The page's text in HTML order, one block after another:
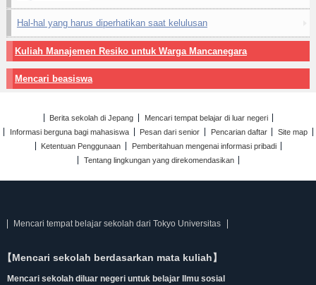
Hal-hal yang harus diperhatikan saat kelulusan
Kuliah Manajemen Resiko untuk Warga Mancanegara
Mencari beasiswa
Berita sekolah di Jepang
Mencari tempat belajar di luar negeri
Informasi berguna bagi mahasiswa
Pesan dari senior Pencarian daftar
Site map
Ketentuan Penggunaan
Pemberitahuan mengenai informasi pribadi
Tentang lingkungan yang direkomendasikan
Mencari tempat belajar sekolah dari Tokyo Universitas
【Mencari sekolah berdasarkan mata kuliah】
Mencari sekolah diluar negeri untuk belajar Ilmu sosial